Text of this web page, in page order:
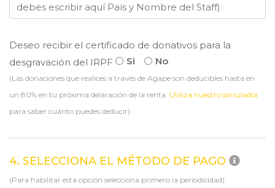
Deseo recibir el certificado de donativos para la
desgravación del IRPF
Si No
(Las donaciones que realices a través de Agape son deducibles hasta en
un 80% en tu próxima delaración de la renta. Utiliza nuestro simulador
para saber cuánto puedes deducir)
4. SELECCIONA EL MÉTODO DE PAGO
(Para habilitar esta opción selecciona primero la periodicidad)